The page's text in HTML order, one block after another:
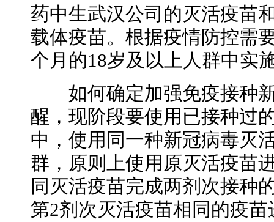
药中生武汉公司的灭活疫苗
载体疫苗。根据疫情防控需
个月的18岁及以上人群中实
如何确定加强免疫接种新
醒，现阶段要使用已接种过
中，使用同一种新冠病毒灭
群，原则上使用原灭活疫苗
同灭活疫苗完成两剂次接种
第2剂次灭活疫苗相同的疫